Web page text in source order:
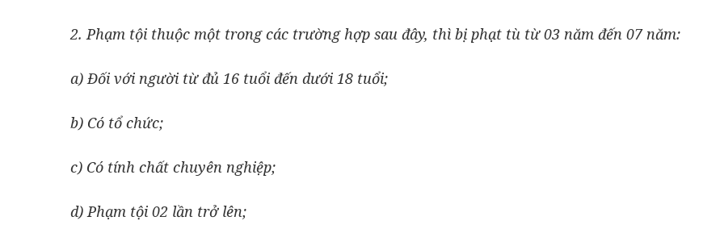
2. Phạm tội thuộc một trong các trường hợp sau đây, thì bị phạt tù từ 03 năm đến 07 năm:
a) Đối với người từ đủ 16 tuổi đến dưới 18 tuổi;
b) Có tổ chức;
c) Có tính chất chuyên nghiệp;
d) Phạm tội 02 lần trở lên;